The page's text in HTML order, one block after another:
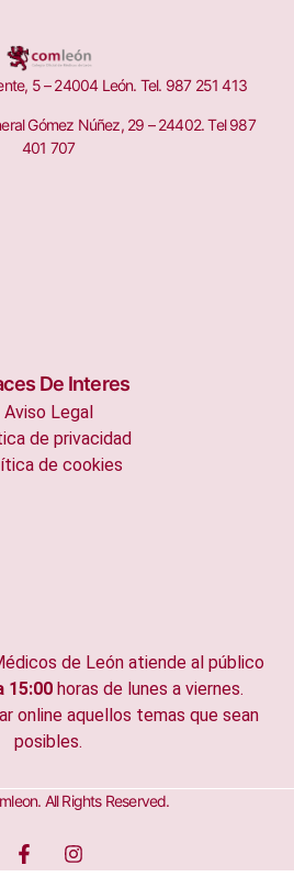
5 – 24004 León. Tel. 987 251 413
Gómez Núñez, 29 – 24402. Tel 987
401 707
De Interes
Aviso Legal
de privacidad
de cookies
de León atiende al público
15:00 horas de lunes a viernes.
online aquellos temas que sean
posibles.
All Rights Reserved.